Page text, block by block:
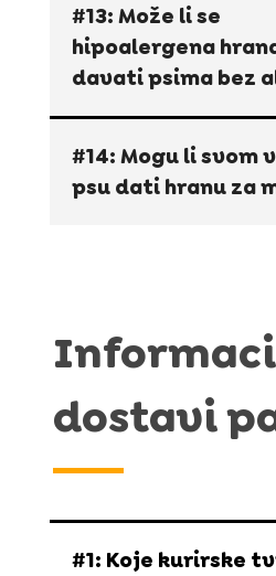
#13: Može li se
hipoalergena
davati psima bez
#14: Mogu li svom
psu dati hranu za
dostavi
#1: Koje kurirske